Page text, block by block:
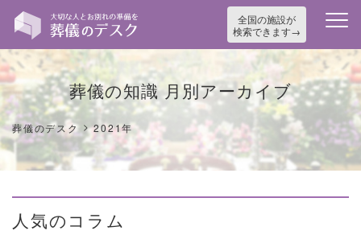
全国の施設が
検索できます
葬儀の知識 月別アーカイブ
葬儀のデスク >2021年
人気のコラム